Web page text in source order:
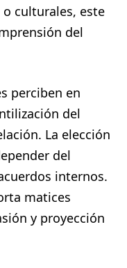
culturales, este
del
perciben en
del
La elección
del
internos.
matices
y proyección